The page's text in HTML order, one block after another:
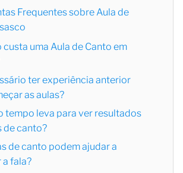
Frequentes sobre Aula de
custa uma Aula de Canto em
ter experiência anterior
as aulas?
tempo leva para ver resultados
de canto?
de canto podem ajudar a
a fala?